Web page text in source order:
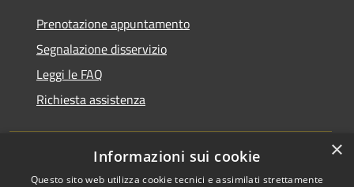
Prenotazione appuntamento
Segnalazione disservizio
Leggi le FAQ
Richiesta assistenza
Amministrazione trasparente
×
Informazioni sui cookie
Questo sito web utilizza cookie tecnici e assimilati strettamente